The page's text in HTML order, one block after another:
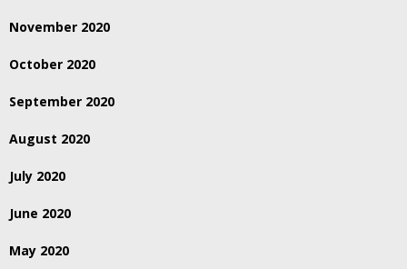
November 2020
October 2020
September 2020
August 2020
July 2020
June 2020
May 2020